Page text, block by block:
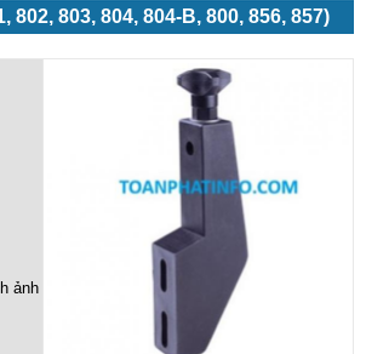
802, 803, 804, 804-B, 800, 856, 857)
ảnh